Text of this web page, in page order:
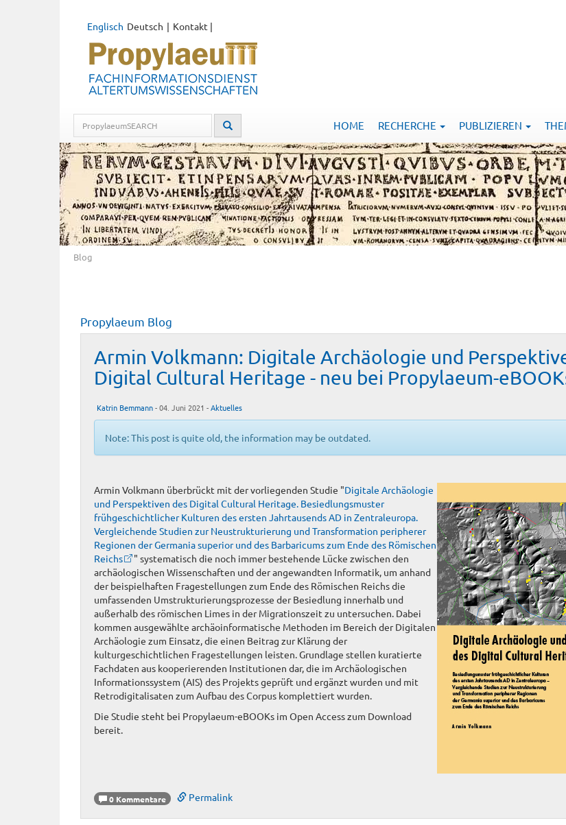
Deutsch
Englisch Kontakt |
HOME RECHERCHE PUBLIZIEREN
Blog
Propylaeum Blog
Armin Volkmann: Digitale Archäologie und
Digital Cultural Heritage - neu bei Propylaeum-
Katrin Bemmann- 04. Juni 2021 -Aktuelles
Note: This post is quite old, the information may be outdated.
Armin Volkmann überbrückt mit der vorliegenden Studie "Digitale Archäologie
und Perspektiven des Digital Cultural Heritage. Besiedlungsmuster
frühgeschichtlicher Kulturen des ersten Jahrtausends AD in Zentraleuropa.
Vergleichende Studien zur Neustrukturierung und Transformation peripherer
Regionen der Germania superior und des Barbaricums zum Ende des Römischen
Reichs
" systematisch die noch immer bestehende Lücke zwischen den
archäologischen Wissenschaften und der angewandten Informatik, um anhand
der beispielhaften Fragestellungen zum Ende des Römischen Reichs die
umfassenden Umstrukturierungsprozesse der Besiedlung innerhalb und
außerhalb des römischen Limes in der Migrationszeit zu untersuchen. Dabei
kommen ausgewählte archäoinformatische Methoden im Bereich der Digitalen
Archäologie zum Einsatz, die einen Beitrag zur Klärung der
kulturgeschichtlichen Fragestellungen leisten. Grundlage stellen kuratierte
Fachdaten aus kooperierenden Institutionen dar, die im Archäologischen
Informationssystem (AIS) des Projekts geprüft und ergänzt wurden und mit
Retrodigitalisaten zum Aufbau des Corpus komplettiert wurden.
Die Studie steht bei Propylaeum-eBOOKs im Open Access zum Download
bereit.
0 Kommentare Permalink